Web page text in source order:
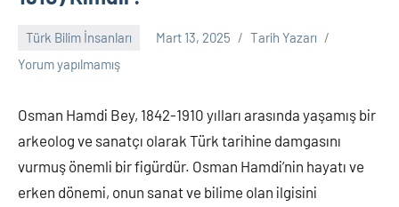
Türk Bilim İnsanları Mart 13, 2025
Tarih Yazarı
Yorum yapılmamış
Osman Hamdi Bey, 1842-1910 yılları arasında yaşamış bir
arkeolog ve sanatçı olarak Türk tarihine damgasını
vurmuş önemli bir figürdür. Osman Hamdi’nin hayatı ve
erken dönemi, onun sanat ve bilime olan ilgisini